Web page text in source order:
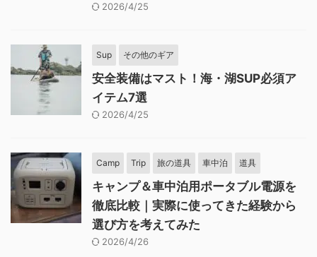
2026/4/25
Sup その他のギア
安全装備はマスト！海・湖SUP必須ア
イテム7選
2026/4/25
Camp Trip 旅の道具 車中泊 道具
キャンプ＆車中泊用ポータブル電源を
徹底比較｜実際に使ってきた経験から
選び方を考えてみた
2026/4/26